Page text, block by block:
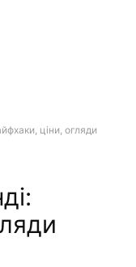
ціни, огляди